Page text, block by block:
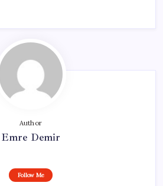
Author
Emre Demir
Follow Me